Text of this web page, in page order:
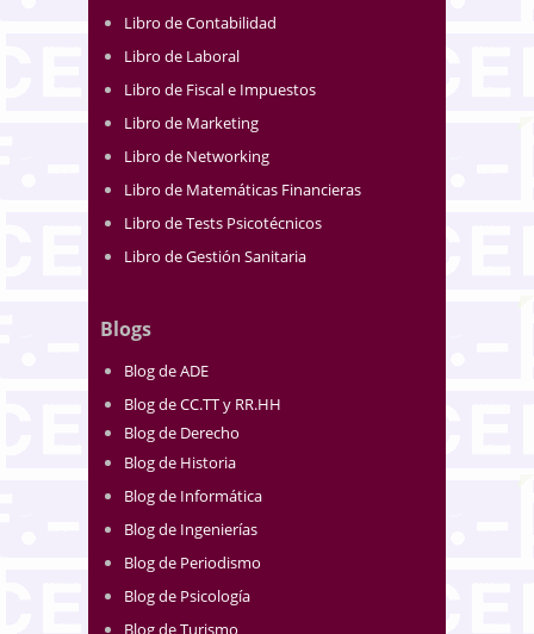
Libro de Contabilidad
Libro de Laboral
Libro de Fiscal e Impuestos
Libro de Marketing
Libro de Networking
Libro de Matemáticas Financieras
Libro de Tests Psicotécnicos
Libro de Gestión Sanitaria
Blogs
Blog de ADE
Blog de CC.TT y RR.HH
Blog de Derecho
Blog de Historia
Blog de Informática
Blog de Ingenierías
Blog de Periodismo
Blog de Psicología
Blog de Turismo